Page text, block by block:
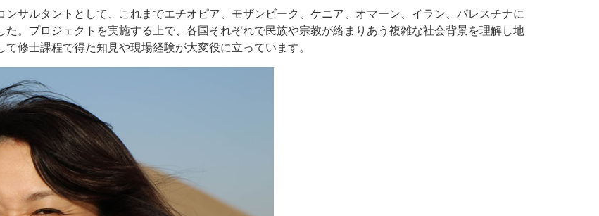
サルタントとして、これまでエチオピア、モザンビーク、ケニア、オマーン、イラン、パレスチナに
。プロジェクトを実施する上で、各国それぞれで民族や宗教が絡まりあう複雑な社会背景を理解し地
修士課程で得た知見や現場経験が大変役に立っています。